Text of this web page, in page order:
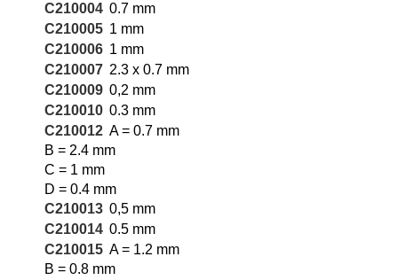
ショッピングカート
日本語
C210004 0.7 mm
C210005 1 mm
C210006 1 mm
C210007 2.3 x 0.7 mm
C210009 0,2 mm
C210010 0.3 mm
C210012 A = 0.7 mm
B = 2.4 mm
C = 1 mm
D = 0.4 mm
C210013 0,5 mm
C210014 0.5 mm
C210015 A = 1.2 mm
B = 0.8 mm